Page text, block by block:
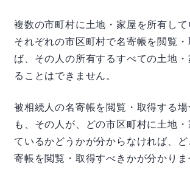
複数の市町村に土地・家屋を所有して
それぞれの市区町村で名寄帳を閲覧
ば、その人の所有するすべての土地
ることはできません。
被相続人の名寄帳を閲覧・取得する
も、その人が、どの市区町村に土地
ているかどうかが分からなければ、
寄帳を閲覧・取得すべきかが分かりま